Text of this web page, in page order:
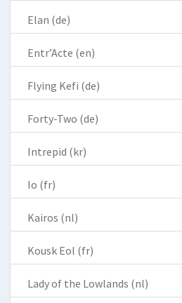
Elan (de)
Entr’Acte (en)
Flying Kefi (de)
Forty-Two (de)
Intrepid (kr)
Io (fr)
Kairos (nl)
Kousk Eol (fr)
Lady of the Lowlands (nl)